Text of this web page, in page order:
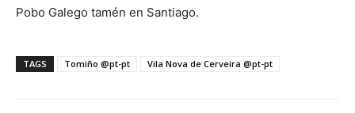
Pobo Galego tamén en Santiago.
TAGS Tomiño @pt-pt Vila Nova de Cerveira @pt-pt